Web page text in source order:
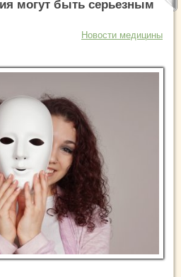
могут быть серьезным
Новости медицины